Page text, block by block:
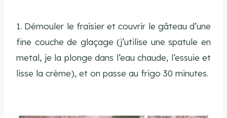
1. Démouler le fraisier et couvrir le gâteau d’une
fine couche de glaçage (j’utilise une spatule en
metal, je la plonge dans l’eau chaude, l’essuie et
lisse la crème), et on passe au frigo 30 minutes.